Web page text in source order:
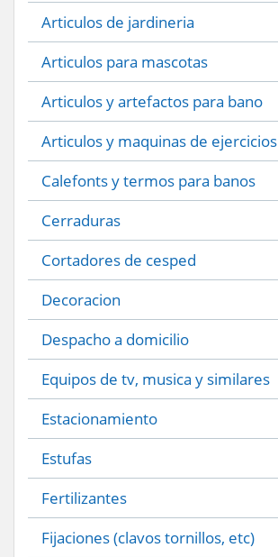
Articulos de jardineria
Articulos para mascotas
Articulos y artefactos para bano
Articulos y maquinas de ejercicios
Calefonts y termos para banos
Cerraduras
Cortadores de cesped
Decoracion
Despacho a domicilio
Equipos de tv, musica y similares
Estacionamiento
Estufas
Fertilizantes
Fijaciones (clavos tornillos, etc)